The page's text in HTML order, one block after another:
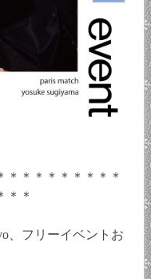
＊＊＊＊＊＊＊＊＊
＊＊
、フリーイベントお